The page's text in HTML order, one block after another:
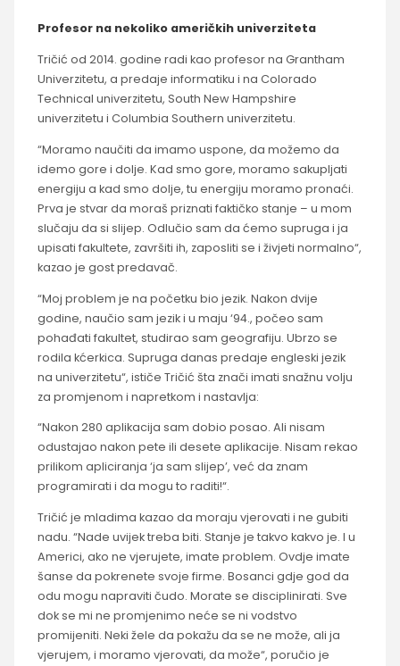
Profesor na nekoliko američkih univerziteta
Tričić od 2014. godine radi kao profesor na Grantham
Univerzitetu, a predaje informatiku i na Colorado
Technical univerzitetu, South New Hampshire
univerzitetu i Columbia Southern univerzitetu.
“Moramo naučiti da imamo uspone, da možemo da
idemo gore i dolje. Kad smo gore, moramo sakupljati
energiju a kad smo dolje, tu energiju moramo pronaći.
Prva je stvar da moraš priznati faktičko stanje – u mom
slučaju da si slijep. Odlučio sam da ćemo supruga i ja
upisati fakultete, završiti ih, zaposliti se i živjeti normalno“,
kazao je gost predavač.
“Moj problem je na početku bio jezik. Nakon dvije
godine, naučio sam jezik i u maju ‘94., počeo sam
pohađati fakultet, studirao sam geografiju. Ubrzo se
rodila kćerkica. Supruga danas predaje engleski jezik
na univerzitetu“, ističe Tričić šta znači imati snažnu volju
za promjenom i napretkom i nastavlja:
“Nakon 280 aplikacija sam dobio posao. Ali nisam
odustajao nakon pete ili desete aplikacije. Nisam rekao
prilikom apliciranja ‘ja sam slijep’, već da znam
programirati i da mogu to raditi!“.
Tričić je mladima kazao da moraju vjerovati i ne gubiti
nadu. “Nade uvijek treba biti. Stanje je takvo kakvo je. I u
Americi, ako ne vjerujete, imate problem. Ovdje imate
šanse da pokrenete svoje firme. Bosanci gdje god da
odu mogu napraviti čudo. Morate se disciplinirati. Sve
dok se mi ne promjenimo neće se ni vodstvo
promijeniti. Neki žele da pokažu da se ne može, ali ja
vjerujem, i moramo vjerovati, da može“, poručio je